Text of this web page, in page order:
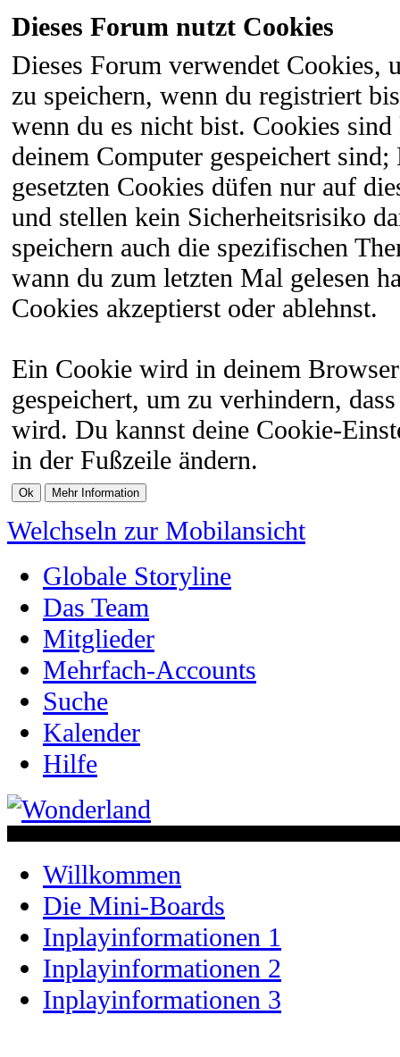
Dieses Forum nutzt Cookies
Dieses Forum verwendet Cookies,
zu speichern, wenn du registriert
wenn du es nicht bist. Cookies
deinem Computer gespeichert
gesetzten Cookies düfen nur auf
und stellen kein Sicherheitsrisiko
speichern auch die spezifischen
wann du zum letzten Mal gelesen
Cookies akzeptierst oder ablehnst.
Ein Cookie wird in deinem
gespeichert, um zu verhindern,
wird. Du kannst deine Cookie-
in der Fußzeile ändern.
Welchseln zur Mobilansicht
Globale Storyline
Das Team
Mitglieder
Mehrfach-Accounts
Suche
Kalender
Hilfe
Willkommen
Die Mini-Boards
Inplayinformationen 1
Inplayinformationen 2
Inplayinformationen 3